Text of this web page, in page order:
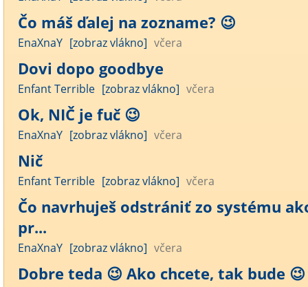
Čo máš ďalej na zozname? 😉
EnaXnaY [zobraz vlákno] včera
Dovi dopo goodbye
Enfant Terrible [zobraz vlákno] včera
Ok, NIČ je fuč 😉
EnaXnaY [zobraz vlákno] včera
Nič
Enfant Terrible [zobraz vlákno] včera
Čo navrhuješ odstrániť zo systému
pr...
EnaXnaY [zobraz vlákno] včera
Dobre teda 😉 Ako chcete, tak bude 😉